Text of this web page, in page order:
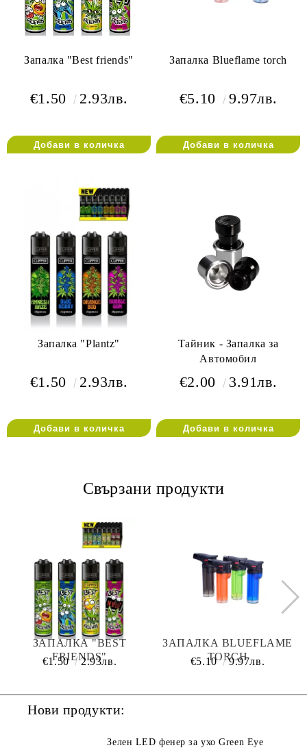
Запалка "Best friends"
€1.50 2.93лв.
Запалка Blueflame torch
€5.10 9.97лв.
Запалка "Plantz"
€1.50 2.93лв.
Тайник - Запалка за
Автомобил
€2.00 3.91лв.
Свързани продукти
ЗАПАЛКА "BEST
FRIENDS"
€1.50 2.93лв.
ЗАПАЛКА BLUEFLAME
TORCH
€5.10 9.97лв.
Нови продукти:
Зелен LED фенер за ухо Green Eye